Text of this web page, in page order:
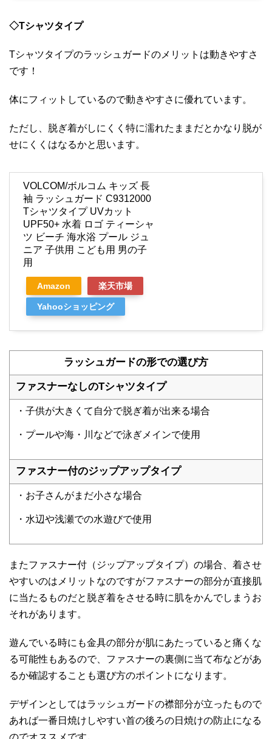
◇Tシャツタイプ
Tシャツタイプのラッシュガードのメリットは動きやすさ
です！
体にフィットしているので動きやすさに優れています。
ただし、脱ぎ着がしにくく特に濡れたままだとかなり脱が
せにくくはなるかと思います。
VOLCOM/ボルコム キッズ 長
袖 ラッシュガード C9312000
Tシャツタイプ UVカット
UPF50+ 水着 ロゴ ティーシャ
ツ ビーチ 海水浴 プール ジュ
ニア 子供用 こども用 男の子
用
Amazon 楽天市場
Yahooショッピング
ラッシュガードの形での選び方
ファスナーなしのTシャツタイプ
・子供が大きくて自分で脱ぎ着が出来る場合
・プールや海・川などで泳ぎメインで使用
ファスナー付のジップアップタイプ
・お子さんがまだ小さな場合
・水辺や浅瀬での水遊びで使用
またファスナー付（ジップアップタイプ）の場合、着させ
やすいのはメリットなのですがファスナーの部分が直接肌
に当たるものだと脱ぎ着をさせる時に肌をかんでしまうお
それがあります。
遊んでいる時にも金具の部分が肌にあたっていると痛くな
る可能性もあるので、ファスナーの裏側に当て布などがあ
るか確認することも選び方のポイントになります。
デザインとしてはラッシュガードの襟部分が立ったもので
あれば一番日焼けしやすい首の後ろの日焼けの防止になる
のでオススメです。